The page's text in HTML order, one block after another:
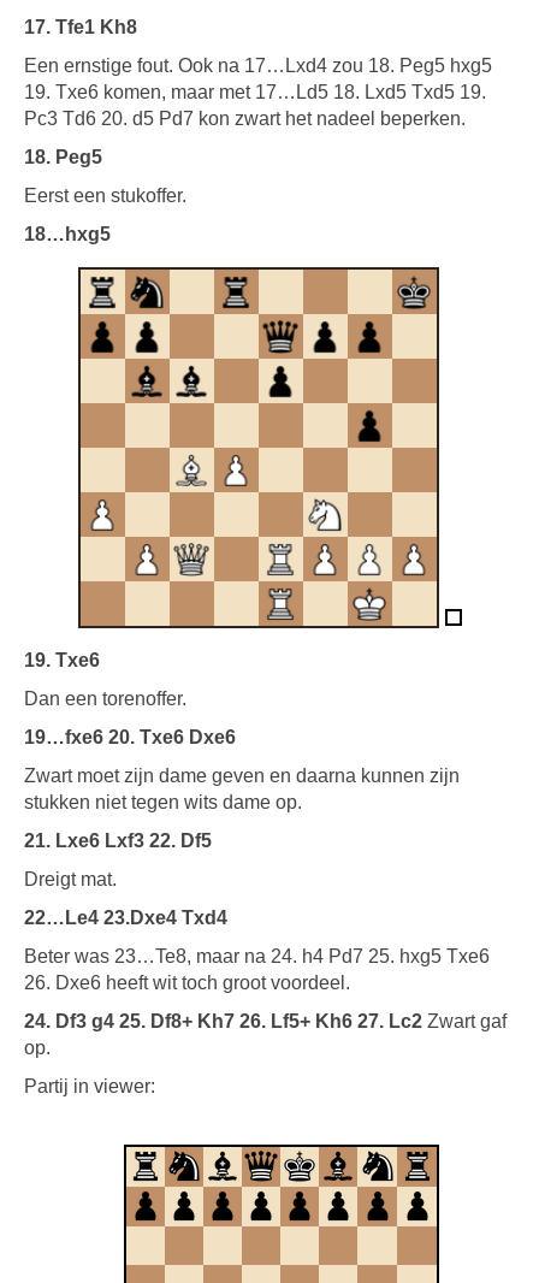
17. Tfe1 Kh8
Een ernstige fout. Ook na 17…Lxd4 zou 18. Peg5 hxg5
19. Txe6 komen, maar met 17…Ld5 18. Lxd5 Txd5 19.
Pc3 Td6 20. d5 Pd7 kon zwart het nadeel beperken.
18. Peg5
Eerst een stukoffer.
18…hxg5
19. Txe6
Dan een torenoffer.
19…fxe6 20. Txe6 Dxe6
Zwart moet zijn dame geven en daarna kunnen zijn
stukken niet tegen wits dame op.
21. Lxe6 Lxf3 22. Df5
Dreigt mat.
22…Le4 23.Dxe4 Txd4
Beter was 23…Te8, maar na 24. h4 Pd7 25. hxg5 Txe6
26. Dxe6 heeft wit toch groot voordeel.
24. Df3 g4 25. Df8+ Kh7 26. Lf5+ Kh6 27. Lc2 Zwart gaf
op.
Partij in viewer: